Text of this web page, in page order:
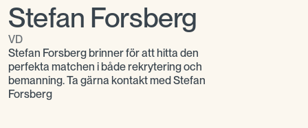
Stefan Forsberg
VD
Stefan Forsberg brinner för att hitta den
perfekta matchen i både rekrytering och
bemanning. Ta gärna kontakt med Stefan
Forsberg